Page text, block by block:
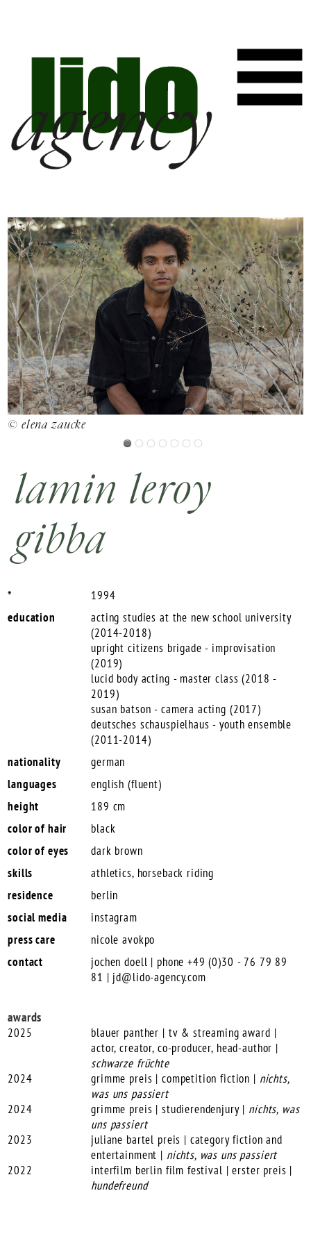
© elena zaucke
lamin leroy
gibba
*
1994
education
acting studies at the new school university
(2014-2018)
upright citizens brigade - improvisation
(2019)
lucid body acting - master class (2018 -
2019)
susan batson - camera acting (2017)
deutsches schauspielhaus - youth ensemble
(2011-2014)
nationality
german
languages
english (fluent)
height
189 cm
color of hair
black
color of eyes
dark brown
skills
athletics, horseback riding
residence
berlin
social media
instagram
press care
nicole avokpo
contact
jochen doell | phone +49 (0)30 - 76 79 89
81 | jd@lido-agency.com
awards
2025
blauer panther | tv & streaming award |
actor, creator, co-producer, head-author |
schwarze früchte
2024
grimme preis | competition fiction | nichts,
was uns passiert
2024
grimme preis | studierendenjury | nichts, was
uns passiert
2023
juliane bartel preis | category fiction and
entertainment | nichts, was uns passiert
2022
interfilm berlin film festival | erster preis |
hundefreund